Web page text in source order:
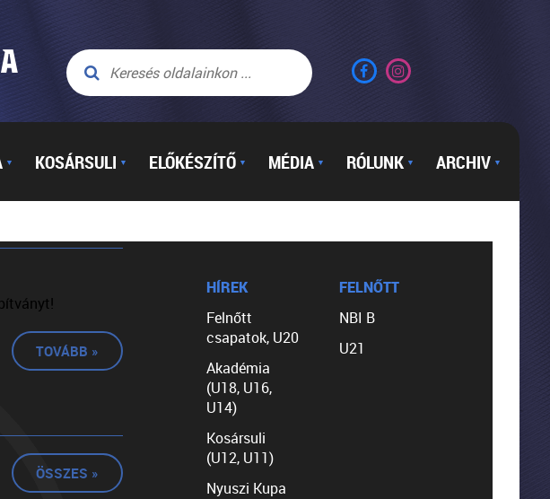
▼ KOSÁRSULI ▼ ELŐKÉSZÍTŐ ▼ MÉDIA ▼ RÓLUNK ▼ ARCHIV ▼
TOVÁBB »
ÖSSZES »
HÍREK
Felnőtt
csapatok, U20
Akadémia
(U18, U16,
U14)
Kosársuli
(U12, U11)
Nyuszi Kupa
FELNŐTT
NBI B
U21